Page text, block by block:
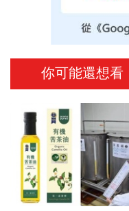
你可能還想看